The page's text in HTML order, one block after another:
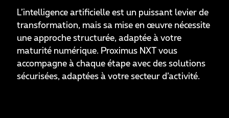
L’intelligence artificielle est un puissant levier de
transformation, mais sa mise en œuvre nécessite
une approche structurée, adaptée à votre
maturité numérique. Proximus NXT vous
accompagne à chaque étape avec des solutions
sécurisées, adaptées à votre secteur d’activité.